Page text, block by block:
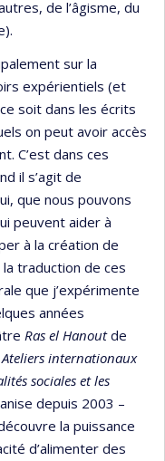
de l’âgisme, du
sur la
expérientiels (et
soit dans les écrits
on peut avoir accès
C’est dans ces
il s’agit de
que nous pouvons
peuvent aider à
à la création de
traduction de ces
que j’expérimente
années
Ras el Hanoutde
Ateliers internationaux
sociales et les
depuis 2003 –
la puissance
d’alimenter des